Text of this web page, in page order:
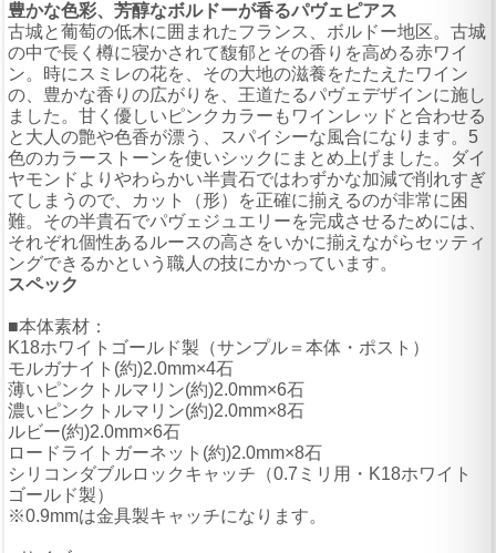
豊かな色彩、芳醇なボルドーが香るパヴェピアス
古城と葡萄の低木に囲まれたフランス、ボルドー地区。古城
の中で長く樽に寝かされて馥郁とその香りを高める赤ワイ
ン。時にスミレの花を、その大地の滋養をたたえたワイン
の、豊かな香りの広がりを、王道たるパヴェデザインに施し
ました。甘く優しいピンクカラーもワインレッドと合わせる
と大人の艶や色香が漂う、スパイシーな風合になります。5
色のカラーストーンを使いシックにまとめ上げました。ダイ
ヤモンドよりやわらかい半貴石ではわずかな加減で削れすぎ
てしまうので、カット（形）を正確に揃えるのが非常に困
難。その半貴石でパヴェジュエリーを完成させるためには、
それぞれ個性あるルースの高さをいかに揃えながらセッティ
ングできるかという職人の技にかかっています。
スペック
■本体素材：
K18ホワイトゴールド製（サンプル＝本体・ポスト）
モルガナイト(約)2.0mm×4石
薄いピンクトルマリン(約)2.0mm×6石
濃いピンクトルマリン(約)2.0mm×8石
ルビー(約)2.0mm×6石
ロードライトガーネット(約)2.0mm×8石
シリコンダブルロックキャッチ（0.7ミリ用・K18ホワイト
ゴールド製）
※0.9mmは金具製キャッチになります。